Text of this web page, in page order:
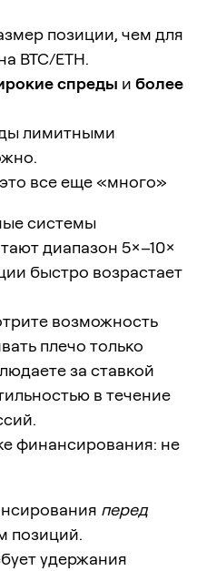
позиции, чем для
BTC/ETH.
спреды и более
лимитными
все еще «много»
системы
диапазон 5×–10×
быстро возрастает
возможность
плечо только
за ставкой
в течение
финансирования: не
перед
позиций.
удержания